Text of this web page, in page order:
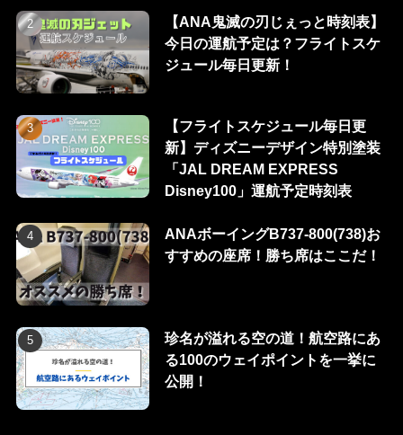
【ANA鬼滅の刃じぇっと時刻表】
今日の運航予定は？フライトスケ
ジュール毎日更新！
【フライトスケジュール毎日更
新】ディズニーデザイン特別塗装
「JAL DREAM EXPRESS
Disney100」運航予定時刻表
ANAボーイングB737-800(738)お
すすめの座席！勝ち席はここだ！
珍名が溢れる空の道！航空路にあ
る100のウェイポイントを一挙に
公開！